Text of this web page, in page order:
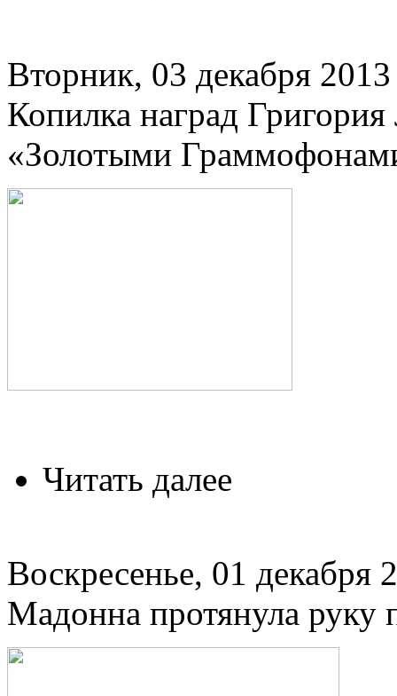
Вторник, 03 декабря
Копилка наград
«Золотыми
Читать далее
Воскресенье, 01 декабря
Мадонна протянула руку